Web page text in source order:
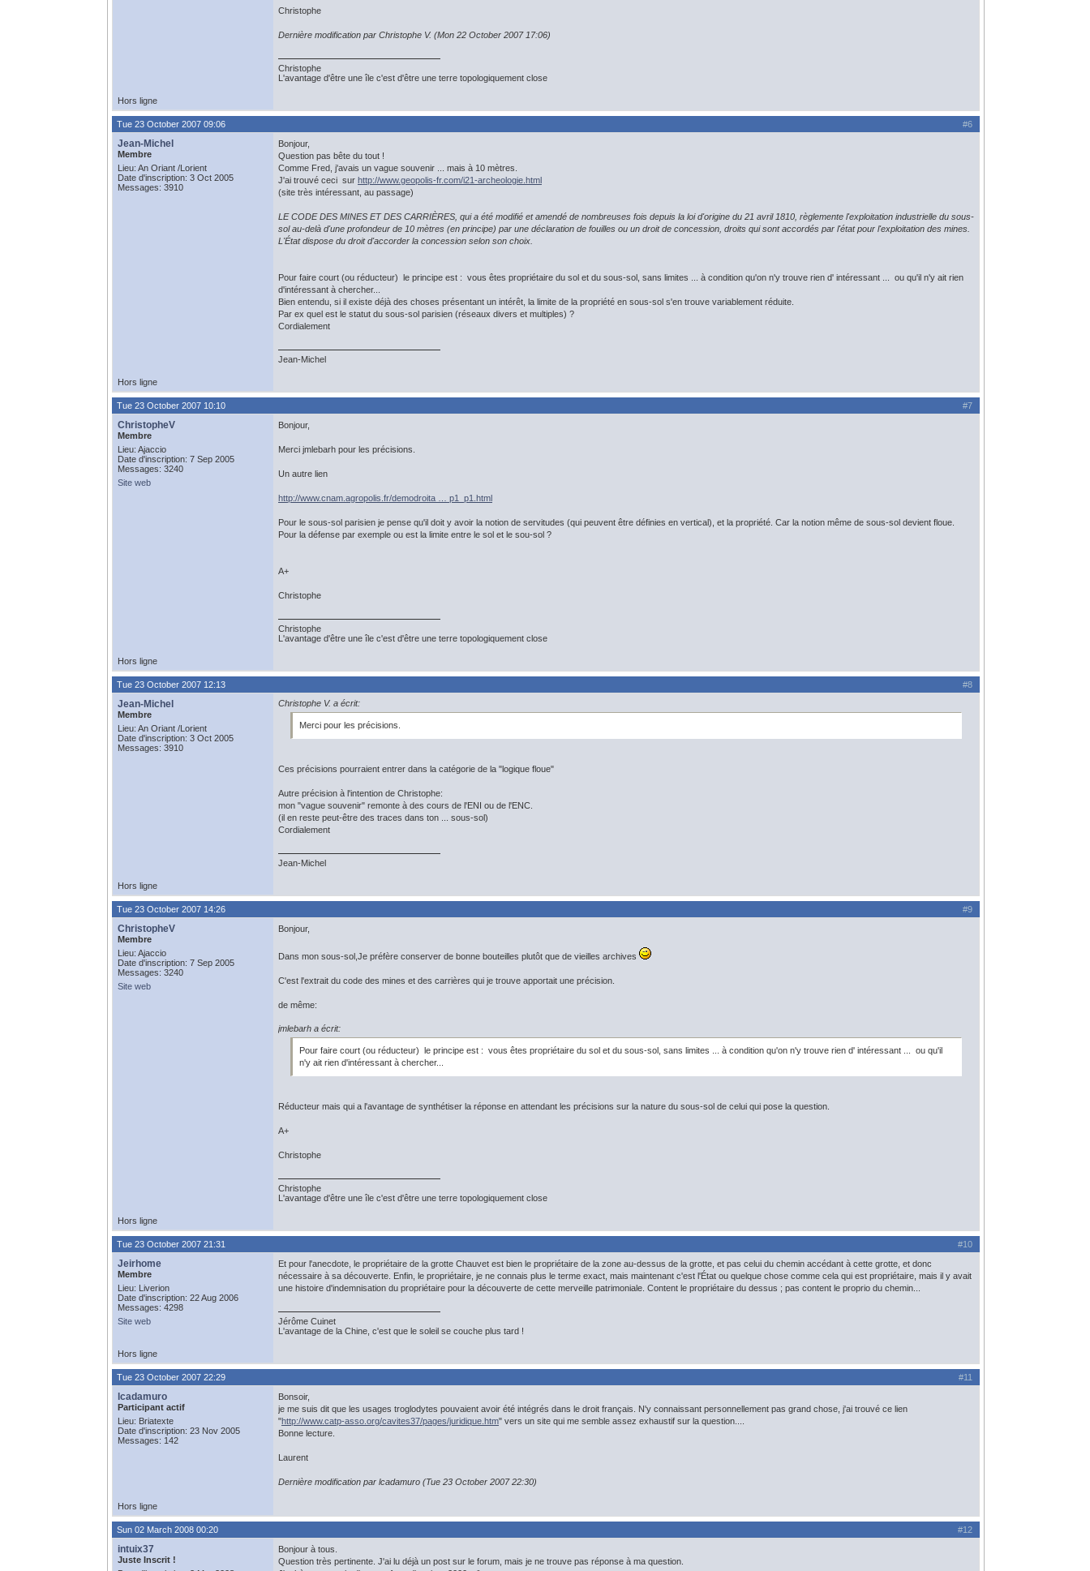
Christophe
Dernière modification par Christophe V. (Mon 22 October 2007 17:06)
Christophe
L'avantage d'être une île c'est d'être une terre topologiquement close
Hors ligne
#6
Tue 23 October 2007 09:06
Jean-Michel
Membre
Lieu: An Oriant /Lorient
Date d'inscription: 3 Oct 2005
Messages: 3910
Bonjour,
Question pas bête du tout !
Comme Fred, j'avais un vague souvenir ... mais à 10 mètres.
J'ai trouvé ceci sur http://www.geopolis-fr.com/i21-archeologie.html
(site très intéressant, au passage)
LE CODE DES MINES ET DES CARRIÈRES, qui a été modifié et amendé de nombreuses fois depuis la loi d'origine du 21 avril 1810, règlemente l'exploitation industrielle du sous-
sol au-delà d'une profondeur de 10 mètres (en principe) par une déclaration de fouilles ou un droit de concession, droits qui sont accordés par l'état pour l'exploitation des mines.
L'État dispose du droit d'accorder la concession selon son choix.
Pour faire court (ou réducteur) le principe est : vous êtes propriétaire du sol et du sous-sol, sans limites ... à condition qu'on n'y trouve rien d' intéressant ... ou qu'il n'y ait rien
d'intéressant à chercher...
Bien entendu, si il existe déjà des choses présentant un intérêt, la limite de la propriété en sous-sol s'en trouve variablement réduite.
Par ex quel est le statut du sous-sol parisien (réseaux divers et multiples) ?
Cordialement
Jean-Michel
Hors ligne
#7
Tue 23 October 2007 10:10
ChristopheV
Membre
Lieu: Ajaccio
Date d'inscription: 7 Sep 2005
Messages: 3240
Site web
Bonjour,
Merci jmlebarh pour les précisions.
Un autre lien
http://www.cnam.agropolis.fr/demodroita … p1_p1.html
Pour le sous-sol parisien je pense qu'il doit y avoir la notion de servitudes (qui peuvent être définies en vertical), et la propriété. Car la notion même de sous-sol devient floue.
Pour la défense par exemple ou est la limite entre le sol et le sou-sol ?
A+
Christophe
Christophe
L'avantage d'être une île c'est d'être une terre topologiquement close
Hors ligne
#8
Tue 23 October 2007 12:13
Jean-Michel
Membre
Lieu: An Oriant /Lorient
Date d'inscription: 3 Oct 2005
Messages: 3910
Christophe V. a écrit:
Merci pour les précisions.
Ces précisions pourraient entrer dans la catégorie de la "logique floue"
Autre précision à l'intention de Christophe:
mon "vague souvenir" remonte à des cours de l'ENI ou de l'ENC.
(il en reste peut-être des traces dans ton ... sous-sol)
Cordialement
Jean-Michel
Hors ligne
#9
Tue 23 October 2007 14:26
ChristopheV
Membre
Lieu: Ajaccio
Date d'inscription: 7 Sep 2005
Messages: 3240
Site web
Bonjour,
Dans mon sous-sol,Je préfère conserver de bonne bouteilles plutôt que de vieilles archives
C'est l'extrait du code des mines et des carrières qui je trouve apportait une précision.
de même:
jmlebarh a écrit:
Pour faire court (ou réducteur) le principe est : vous êtes propriétaire du sol et du sous-sol, sans limites ... à condition qu'on n'y trouve rien d' intéressant ... ou qu'il
n'y ait rien d'intéressant à chercher...
Réducteur mais qui a l'avantage de synthétiser la réponse en attendant les précisions sur la nature du sous-sol de celui qui pose la question.
A+
Christophe
Christophe
L'avantage d'être une île c'est d'être une terre topologiquement close
Hors ligne
#10
Tue 23 October 2007 21:31
Jeirhome
Membre
Lieu: Liverion
Date d'inscription: 22 Aug 2006
Messages: 4298
Site web
Et pour l'anecdote, le propriétaire de la grotte Chauvet est bien le propriétaire de la zone au-dessus de la grotte, et pas celui du chemin accédant à cette grotte, et donc
nécessaire à sa découverte. Enfin, le propriétaire, je ne connais plus le terme exact, mais maintenant c'est l'État ou quelque chose comme cela qui est propriétaire, mais il y avait
une histoire d'indemnisation du propriétaire pour la découverte de cette merveille patrimoniale. Content le propriétaire du dessus ; pas content le proprio du chemin...
Jérôme Cuinet
L'avantage de la Chine, c'est que le soleil se couche plus tard !
Hors ligne
#11
Tue 23 October 2007 22:29
lcadamuro
Participant actif
Lieu: Briatexte
Date d'inscription: 23 Nov 2005
Messages: 142
Bonsoir,
je me suis dit que les usages troglodytes pouvaient avoir été intégrés dans le droit français. N'y connaissant personnellement pas grand chose, j'ai trouvé ce lien
"http://www.catp-asso.org/cavites37/pages/juridique.htm" vers un site qui me semble assez exhaustif sur la question....
Bonne lecture.
Laurent
Dernière modification par lcadamuro (Tue 23 October 2007 22:30)
Hors ligne
#12
Sun 02 March 2008 00:20
intuix37
Juste Inscrit !
Bonjour à tous.
Question très pertinente. J'ai lu déjà un post sur le forum, mais je ne trouve pas réponse à ma question.